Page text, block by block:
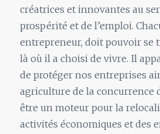
créatrices et innovantes au
prospérité et de l’emploi.
entrepreneur, doit pouvoir se
là où il a choisi de vivre. Il
de protéger nos entreprises
agriculture de la concurrence
être un moteur pour la
activités économiques et des